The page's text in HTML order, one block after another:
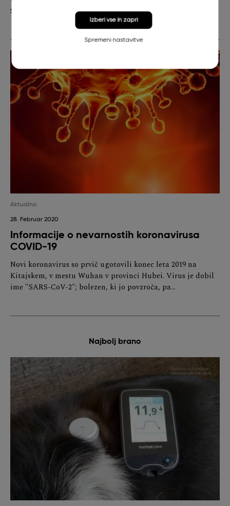
SARS-CoV-2.
Aktualno
28. Februar 2020
Informacije o nevarnostih koronavirusa
COVID-19
Novi koronavirus so prvič ugotovili konec leta 2019 na
Kitajskem, v mestu Wuhan v provinci Hubei. Virus je dobil
ime "SARS-CoV-2"; bolezen, ki jo povzroča, pa…
Najbolj brano
Spremeni nastavitve
Izberi vse in zapri